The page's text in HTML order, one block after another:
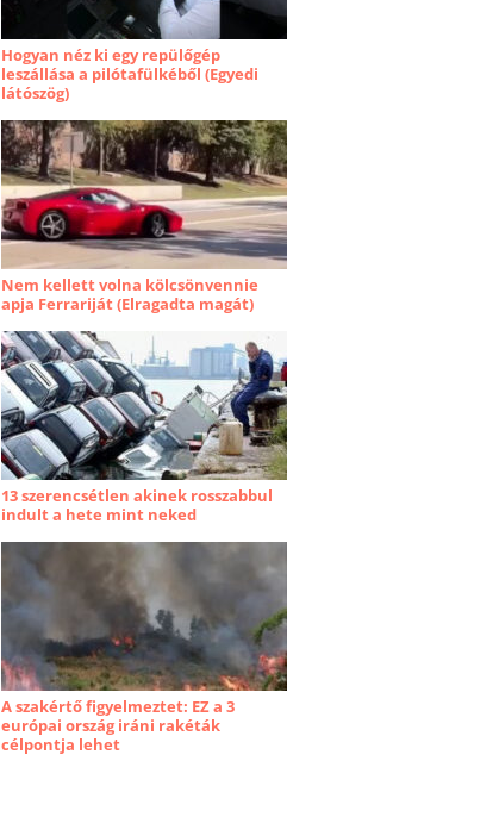
Hogyan néz ki egy repülőgép
leszállása a pilótafülkéből (Egyedi
látószög)
Nem kellett volna kölcsönvennie
apja Ferrariját (Elragadta magát)
13 szerencsétlen akinek rosszabbul
indult a hete mint neked
A szakértő figyelmeztet: EZ a 3
európai ország iráni rakéták
célpontja lehet